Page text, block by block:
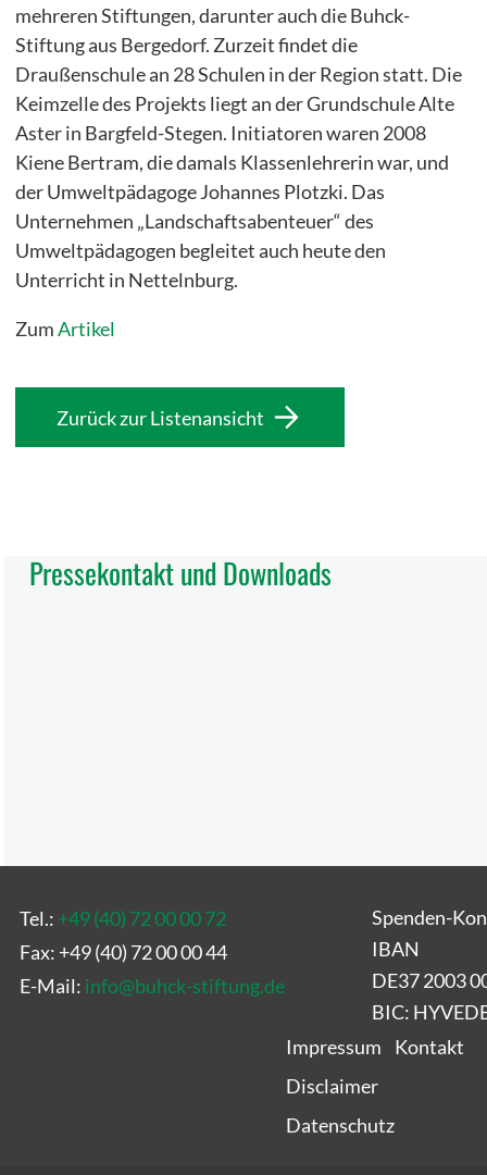
mehreren Stiftungen, darunter auch die Buhck-
Stiftung aus Bergedorf. Zurzeit findet die
Draußenschule an 28 Schulen in der Region statt. Die
Keimzelle des Projekts liegt an der Grundschule Alte
Aster in Bargfeld-Stegen. Initiatoren waren 2008
Kiene Bertram, die damals Klassenlehrerin war, und
der Umweltpädagoge Johannes Plotzki. Das
Unternehmen „Landschaftsabenteuer“ des
Umweltpädagogen begleitet auch heute den
Unterricht in Nettelnburg.
ZumArtikel
Zurück zur Listenansicht
Pressekontakt und Downloads
Tel.: +49 (40) 72 00 00 72
Fax: +49 (40) 72 00 00 44
E-Mail: info@buhck-stiftung.de
Spenden-
IBAN
DE37 2003
BIC:
Impressum
Disclaimer
Datenschutz
Kontakt